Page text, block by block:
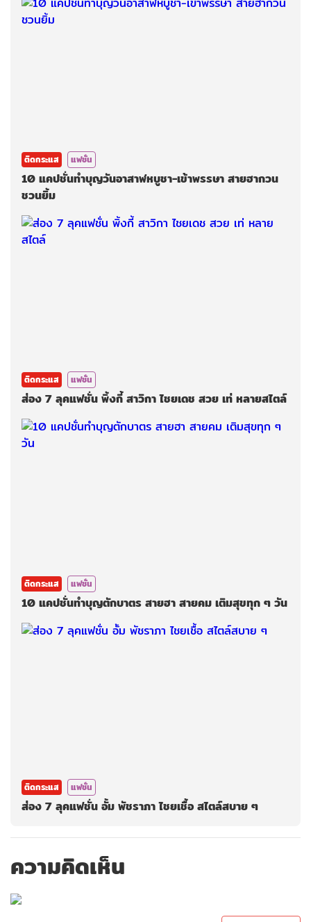
ติดกระแส แฟชั่น
10 แคปชั่นทำบุญวันอาสาฬหบูชา-เข้าพรรษา สายฮากวน
ชวนยิ้ม
ติดกระแส แฟชั่น
ส่อง 7 ลุคแฟชั่น พิ้งกี้ สาวิกา ไชยเดช สวย เท่ หลายสไตล์
ติดกระแส แฟชั่น
10 แคปชั่นทำบุญตักบาตร สายฮา สายคม เติมสุขทุก ๆ วัน
ติดกระแส แฟชั่น
ส่อง 7 ลุคแฟชั่น อั้ม พัชราภา ไชยเชื้อ สไตล์สบาย ๆ
ความคิดเห็น